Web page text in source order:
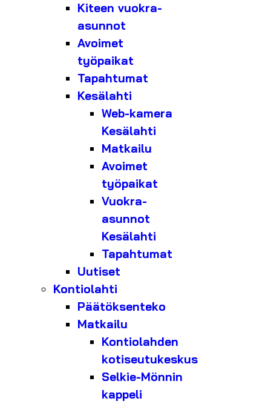
Kiteen vuokra-
asunnot
Avoimet
työpaikat
Tapahtumat
Kesälahti
Web-kamera
Kesälahti
Matkailu
Avoimet
työpaikat
Vuokra-
asunnot
Kesälahti
Tapahtumat
Uutiset
Kontiolahti
Päätöksenteko
Matkailu
Kontiolahden
kotiseutukeskus
Selkie-Mönnin
kappeli